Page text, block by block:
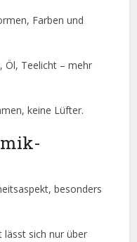
Farben und
Öl, Teelicht – mehr
keine Lüfter.
besonders
lässt sich nur über